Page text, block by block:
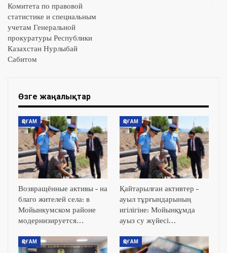
Комитета по правовой
статистике и специальным
учетам Генеральной
прокуратуры Республики
Казахстан Нурлыбай
Сабитом
Өзге жаңалықтар
ҚОҒАМ
Возвращённые активы – на
благо жителей села: в
Мойынкумском районе
модернизируется…
ҚОҒАМ
Қайтарылған активтер –
ауыл тұрғындарының
игілігіне: Мойынқұмда
ауыз су жүйесі…
ҚОҒАМ ҚОҒАМ